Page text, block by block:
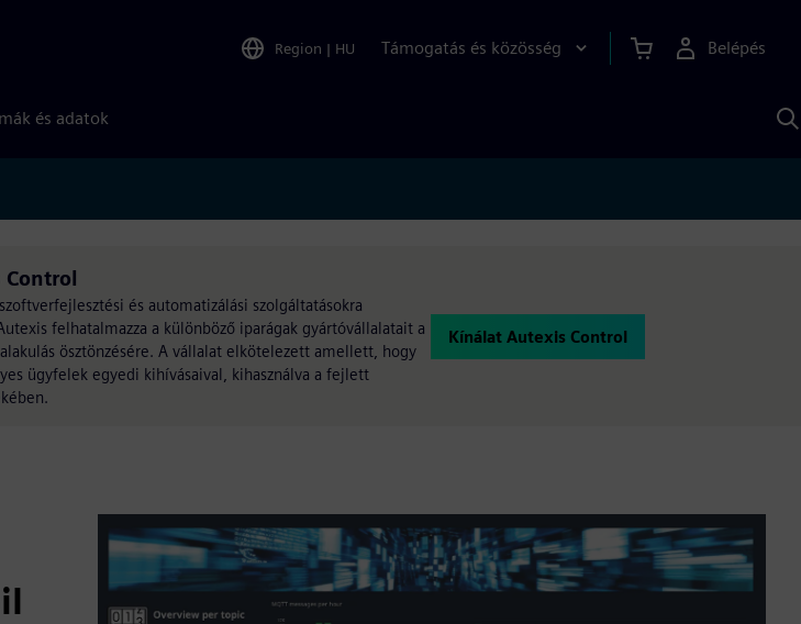
Region | HU Támogatás és közösség Belépés
és adatok
és automatizálási szolgáltatásokra
felhatalmazza a különböző iparágak gyártóvállalatait a
ösztönzésére. A vállalat elkötelezett amellett, hogy
ügyfelek egyedi kihívásaival, kihasználva a fejlett
Kínálat Autexis Control